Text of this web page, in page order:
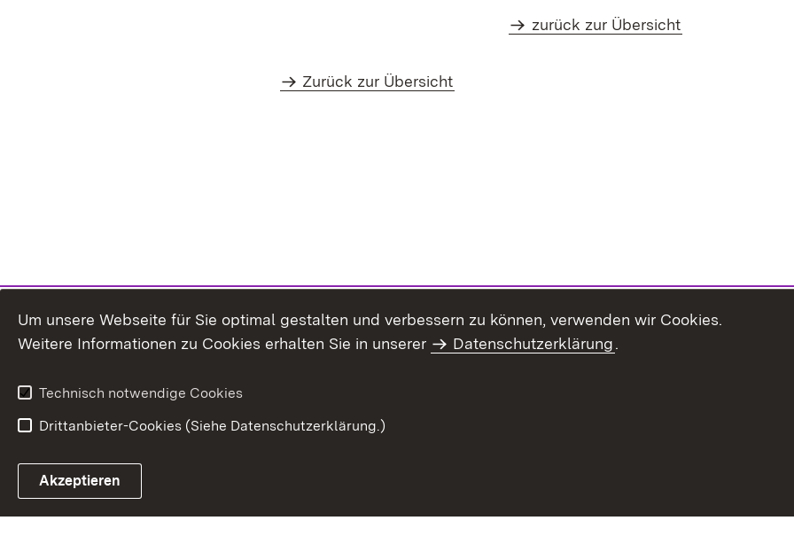
zurück zur Übersicht
Zurück zur Übersicht
Um unsere Webseite für Sie optimal gestalten und verbessern zu können, verwenden wir Cookies.
Weitere Informationen zu Cookies erhalten Sie in unserer
Datenschutzerklärung.
Technisch notwendige Cookies
Drittanbieter-Cookies (Siehe Datenschutzerklärung.)
Akzeptieren